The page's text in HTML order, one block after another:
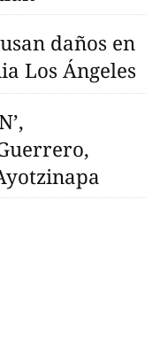
daños en
Los Ángeles